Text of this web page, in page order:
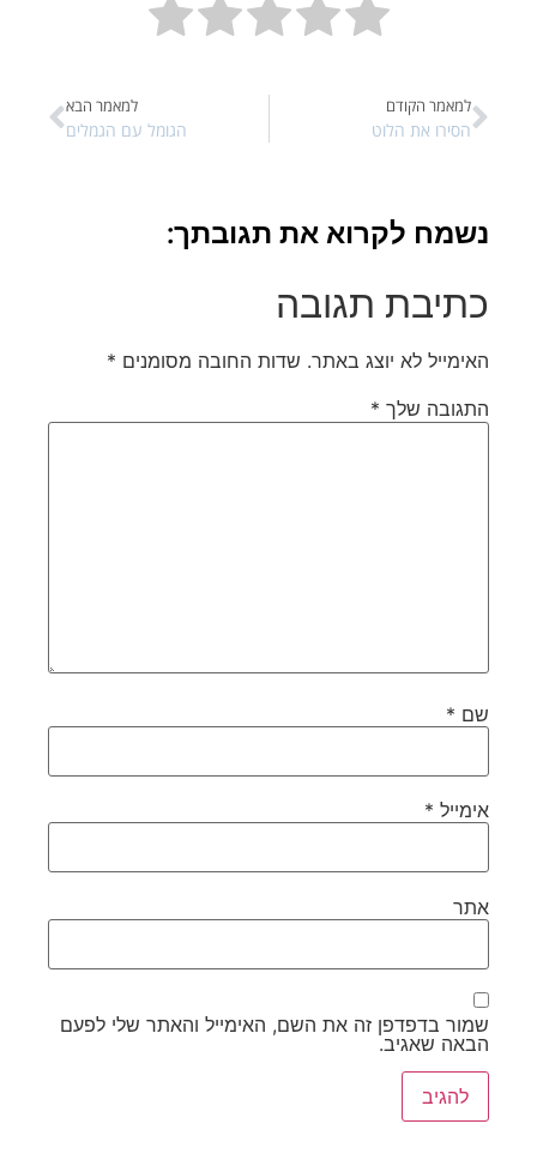
הגומל עם הגמלים
לקרוא את תגובתך:
תגובה
לא יוצג באתר. שדות החובה מסומנים*
*
זה את השם, האימייל והאתר שלי לפעם